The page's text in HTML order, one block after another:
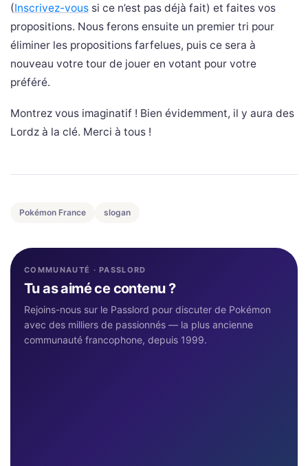
(Inscrivez-vous si ce n’est pas déjà fait) et faites vos
propositions. Nous ferons ensuite un premier tri pour
éliminer les propositions farfelues, puis ce sera à
nouveau votre tour de jouer en votant pour votre
préféré.
Montrez vous imaginatif ! Bien évidemment, il y aura des
Lordz à la clé. Merci à tous !
Pokémon France slogan
COMMUNAUTÉ · PASSLORD
Tu as aimé ce contenu ?
Rejoins-nous sur le Passlord pour discuter de Pokémon
avec des milliers de passionnés — la plus ancienne
communauté francophone, depuis 1999.